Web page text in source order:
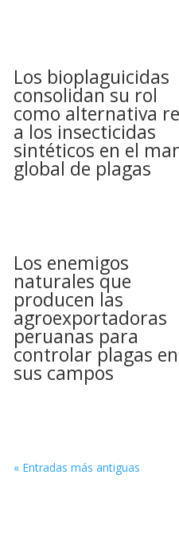
Los bioplaguicidas
consolidan su rol
como alternativa
a los insecticidas
sintéticos en el
global de plagas
Los enemigos
naturales que
producen las
agroexportadoras
peruanas para
controlar plagas en
sus campos
« Entradas más antiguas